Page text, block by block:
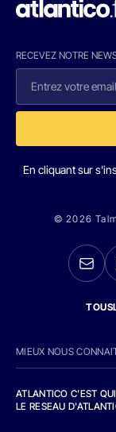
RECEVEZ NOTRE
En cliquant sur
© 2026
MIEUX NOUS
ATLANTICO C'EST
LE RESEAU